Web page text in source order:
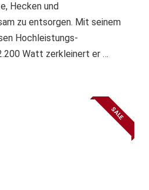
Hecken und
zu entsorgen. Mit seinem
Hochleistungs-
Watt zerkleinert er …
SALE